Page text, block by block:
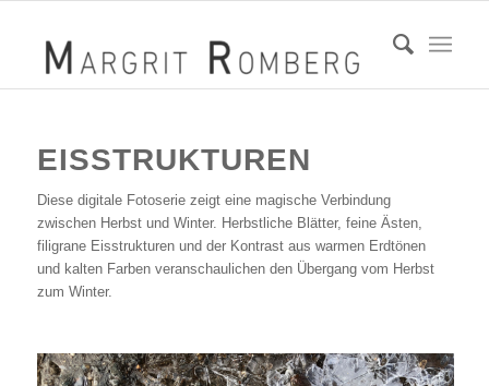
EISSTRUKTUREN
Diese digitale Fotoserie zeigt eine magische Verbindung
zwischen Herbst und Winter. Herbstliche Blätter, feine Ästen,
filigrane Eisstrukturen und der Kontrast aus warmen Erdtönen
und kalten Farben veranschaulichen den Übergang vom Herbst
zum Winter.